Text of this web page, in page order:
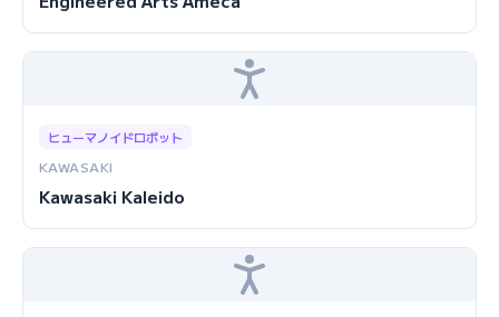
ヒューマノイドロボット
KAWASAKI
Kawasaki Kaleido